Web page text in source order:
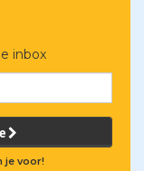
inbox
je voor!